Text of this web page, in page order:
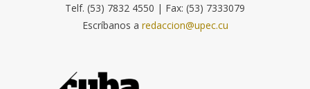
Telf. (53) 7832 4550 | Fax: (53) 7333079
Escríbanos a redaccion@upec.cu